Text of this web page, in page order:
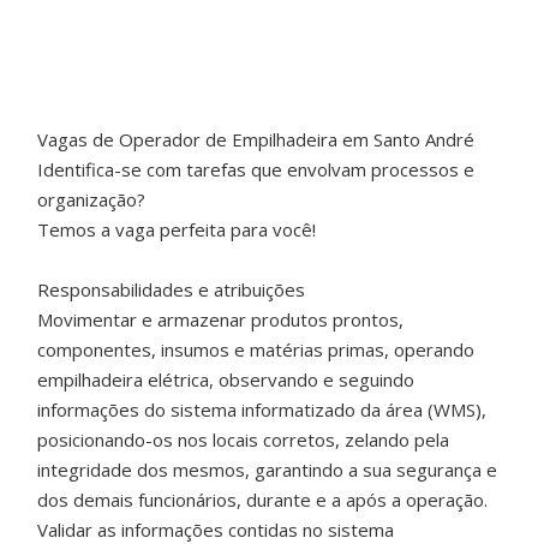
Vagas de Operador de Empilhadeira em Santo André
Identifica-se com tarefas que envolvam processos e
organização?
Temos a vaga perfeita para você!
Responsabilidades e atribuições
Movimentar e armazenar produtos prontos,
componentes, insumos e matérias primas, operando
empilhadeira elétrica, observando e seguindo
informações do sistema informatizado da área (WMS),
posicionando-os nos locais corretos, zelando pela
integridade dos mesmos, garantindo a sua segurança e
dos demais funcionários, durante e a após a operação.
Validar as informações contidas no sistema